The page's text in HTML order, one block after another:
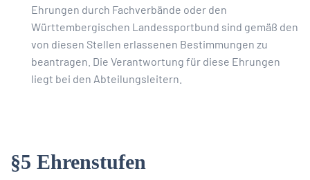
Ehrungen durch Fachverbände oder den
Württembergischen Landessportbund sind gemäß den
von diesen Stellen erlassenen Bestimmungen zu
beantragen. Die Verantwortung für diese Ehrungen
liegt bei den Abteilungsleitern.
§5 Ehrenstufen